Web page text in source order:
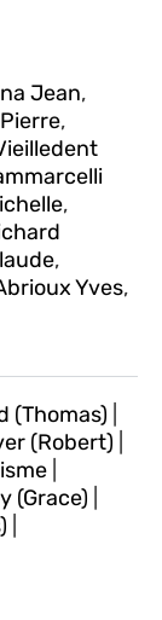
Jean,
,
,
,
Yves,
(Thomas)
(Robert)
(Grace)